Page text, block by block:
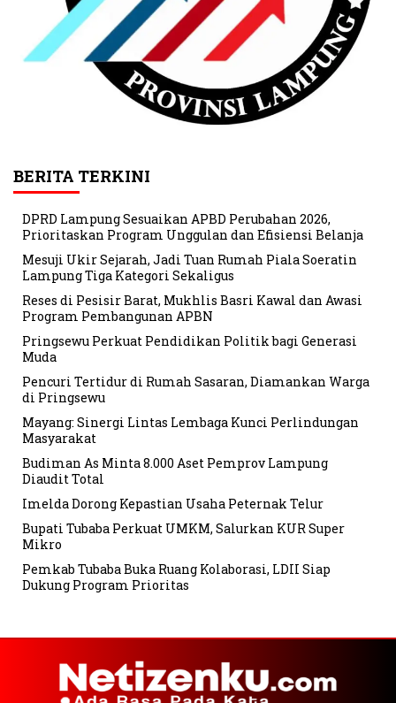
BERITA TERKINI
DPRD Lampung Sesuaikan APBD Perubahan 2026,
Prioritaskan Program Unggulan dan Efisiensi Belanja
Mesuji Ukir Sejarah, Jadi Tuan Rumah Piala Soeratin
Lampung Tiga Kategori Sekaligus
Reses di Pesisir Barat, Mukhlis Basri Kawal dan Awasi
Program Pembangunan APBN
Pringsewu Perkuat Pendidikan Politik bagi Generasi
Muda
Pencuri Tertidur di Rumah Sasaran, Diamankan Warga
di Pringsewu
Mayang: Sinergi Lintas Lembaga Kunci Perlindungan
Masyarakat
Budiman As Minta 8.000 Aset Pemprov Lampung
Diaudit Total
Imelda Dorong Kepastian Usaha Peternak Telur
Bupati Tubaba Perkuat UMKM, Salurkan KUR Super
Mikro
Pemkab Tubaba Buka Ruang Kolaborasi, LDII Siap
Dukung Program Prioritas